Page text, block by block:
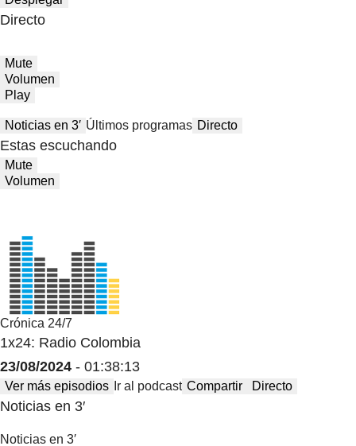
Directo
Mute
Volumen
Play
Noticias en 3′ Últimos programas Directo
Estas escuchando
Mute
Volumen
Crónica 24/7
1x24: Radio Colombia
23/08/2024 - 01:38:13
Ver más episodios Ir al podcast Compartir Directo
Noticias en 3′
Noticias en 3′